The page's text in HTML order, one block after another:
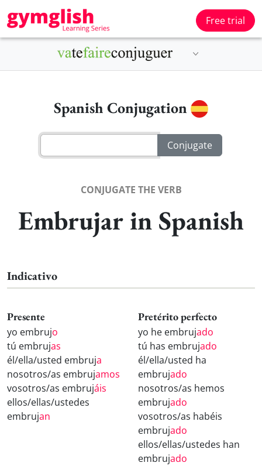
Free trial
Spanish Conjugation
CONJUGATE THE VERB
Embrujar in Spanish
Indicativo
Presente
yo embrujo
tú embrujas
él/ella/usted embruja
nosotros/as embrujamos
vosotros/as embrujáis
ellos/ellas/ustedes
embrujan
Pretérito perfecto
yo he embrujado
tú has embrujado
él/ella/usted ha
embrujado
nosotros/as hemos
embrujado
vosotros/as habéis
embrujado
ellos/ellas/ustedes han
embrujado